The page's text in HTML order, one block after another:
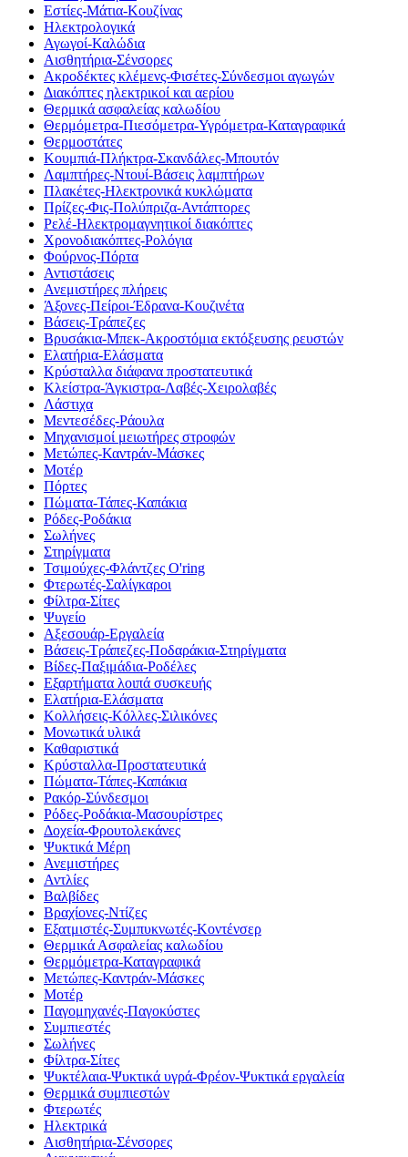
Εστίες-Μάτια-Κουζίνας
Ηλεκτρολογικά
Αγωγοί-Καλώδια
Αισθητήρια-Σένσορες
Ακροδέκτες κλέμενς-Φισέτες-Σύνδεσμοι αγωγών
Διακόπτες ηλεκτρικοί και αερίου
Θερμικά ασφαλείας καλωδίου
Θερμόμετρα-Πιεσόμετρα-Υγρόμετρα-Καταγραφικά
Θερμοστάτες
Κουμπιά-Πλήκτρα-Σκανδάλες-Μπουτόν
Λαμπτήρες-Ντουί-Βάσεις λαμπτήρων
Πλακέτες-Ηλεκτρονικά κυκλώματα
Πρίζες-Φις-Πολύπριζα-Αντάπτορες
Ρελέ-Ηλεκτρομαγνητικοί διακόπτες
Χρονοδιακόπτες-Ρολόγια
Φούρνος-Πόρτα
Αντιστάσεις
Ανεμιστήρες πλήρεις
Άξονες-Πείροι-Έδρανα-Κουζινέτα
Βάσεις-Τράπεζες
Βρυσάκια-Μπεκ-Ακροστόμια εκτόξευσης ρευστών
Ελατήρια-Ελάσματα
Κρύσταλλα διάφανα προστατευτικά
Κλείστρα-Άγκιστρα-Λαβές-Χειρολαβές
Λάστιχα
Μεντεσέδες-Ράουλα
Μηχανισμοί μειωτήρες στροφών
Μετώπες-Καντράν-Μάσκες
Μοτέρ
Πόρτες
Πώματα-Τάπες-Καπάκια
Ρόδες-Ροδάκια
Σωλήνες
Στηρίγματα
Τσιμούχες-Φλάντζες O'ring
Φτερωτές-Σαλίγκαροι
Φίλτρα-Σίτες
Ψυγείο
Αξεσουάρ-Εργαλεία
Βάσεις-Τράπεζες-Ποδαράκια-Στηρίγματα
Βίδες-Παξιμάδια-Ροδέλες
Εξαρτήματα λοιπά συσκευής
Ελατήρια-Ελάσματα
Κολλήσεις-Κόλλες-Σιλικόνες
Μονωτικά υλικά
Καθαριστικά
Κρύσταλλα-Προστατευτικά
Πώματα-Τάπες-Καπάκια
Ρακόρ-Σύνδεσμοι
Ρόδες-Ροδάκια-Μασουρίστρες
Δοχεία-Φρουτολεκάνες
Ψυκτικά Μέρη
Ανεμιστήρες
Αντλίες
Βαλβίδες
Βραχίονες-Ντίζες
Εξατμιστές-Συμπυκνωτές-Κοντένσερ
Θερμικά Ασφαλείας καλωδίου
Θερμόμετρα-Καταγραφικά
Μετώπες-Καντράν-Μάσκες
Μοτέρ
Παγομηχανές-Παγοκύστες
Συμπιεστές
Σωλήνες
Φίλτρα-Σίτες
Ψυκτέλαια-Ψυκτικά υγρά-Φρέον-Ψυκτικά εργαλεία
Θερμικά συμπιεστών
Φτερωτές
Ηλεκτρικά
Αισθητήρια-Σένσορες